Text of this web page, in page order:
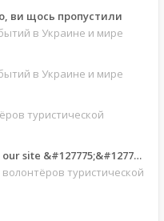
ви щось пропустили
в Украине и мире
в Украине и мире
туристической
site &#127775;&#127769;
туристической